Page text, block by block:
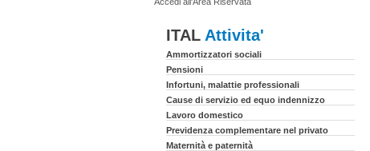
ITAL Attivita'
Ammortizzatori sociali
Pensioni
Infortuni, malattie professionali
Cause di servizio ed equo indennizzo
Lavoro domestico
Previdenza complementare nel privato
Maternità e paternità